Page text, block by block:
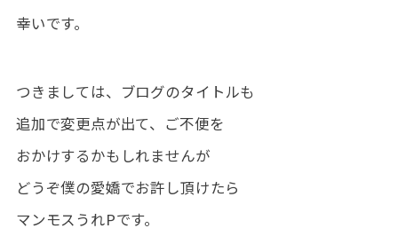
幸いです。
つきましては、ブログのタイトルも
追加で変更点が出て、ご不便を
おかけするかもしれませんが
どうぞ僕の愛嬌でお許し頂けたら
マンモスうれPです。